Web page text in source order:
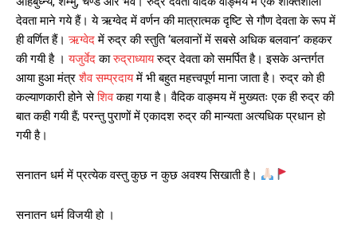
देवता माने गये हैं। ये ऋग्वेद में वर्णन की मात्रात्मक दृष्टि से गौण देवता के रूप में
ही वर्णित हैं।ऋग्वेदमें रुद्र की स्तुति ‘बलवानों में सबसे अधिक बलवान’ कहकर
की गयी है ।यजुर्वेदकारुद्राध्यायरुद्र देवता को समर्पित है। इसके अन्तर्गत
आया हुआ मंत्रशैव सम्प्रदायमें भी बहुत महत्त्वपूर्ण माना जाता है। रुद्र को ही
कल्याणकारी होने सेशिवकहा गया है। वैदिक वाङ्मय में मुख्यतः एक ही रुद्र की
बात कही गयी हैं; परन्तु पुराणों में एकादश रुद्र की मान्यता अत्यधिक प्रधान हो
गयी है।
सनातन धर्म में प्रत्येक वस्तु कुछ न कुछ अवश्य सिखाती है।
सनातन धर्म विजयी हो ।